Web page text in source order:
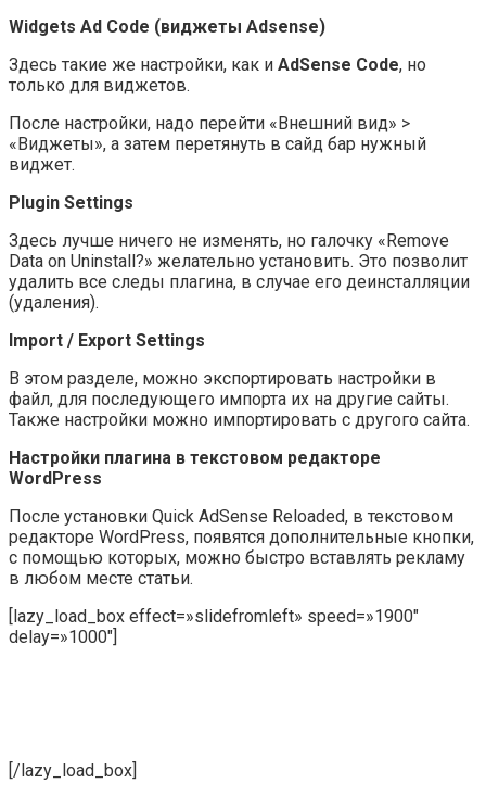
Widgets Ad Code (виджеты Adsense)
Здесь такие же настройки, как и AdSense Code, но
только для виджетов.
После настройки, надо перейти «Внешний вид» >
«Виджеты», а затем перетянуть в сайд бар нужный
виджет.
Plugin Settings
Здесь лучше ничего не изменять, но галочку «Remove
Data on Uninstall?» желательно установить. Это позволит
удалить все следы плагина, в случае его деинсталляции
(удаления).
Import / Export Settings
В этом разделе, можно экспортировать настройки в
файл, для последующего импорта их на другие сайты.
Также настройки можно импортировать с другого сайта.
Настройки плагина в текстовом редакторе
WordPress
После установки Quick AdSense Reloaded, в текстовом
редакторе WordPress, появятся дополнительные кнопки,
с помощью которых, можно быстро вставлять рекламу
в любом месте статьи.
[lazy_load_box effect=»slidefromleft» speed=»1900″
delay=»1000″]
[/lazy_load_box]